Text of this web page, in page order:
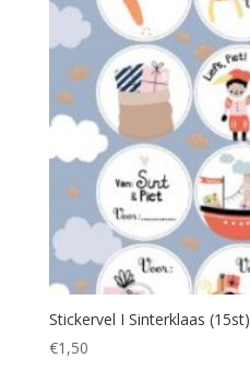
Stickervel I Sinterklaas (15st)
€1,50